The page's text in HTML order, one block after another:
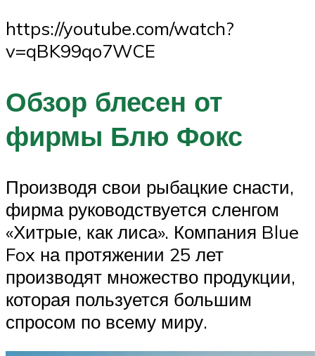
https://youtube.com/watch?
v=qBK99qo7WCE
Обзор блесен от
фирмы Блю Фокс
Производя свои рыбацкие снасти,
фирма руководствуется сленгом
«Хитрые, как лиса». Компания Blue
Fox на протяжении 25 лет
производят множество продукции,
которая пользуется большим
спросом по всему миру.